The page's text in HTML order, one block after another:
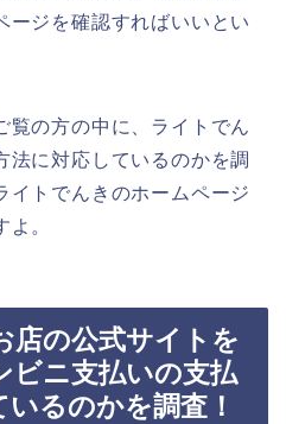
ージを確認すればいいとい
覧の方の中に、ライトでん
法に対応しているのかを調
イトでんきのホームページ
。
店の公式サイトを
ビニ支払いの支払
るのかを調査！